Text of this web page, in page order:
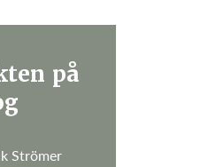
på
Strömer